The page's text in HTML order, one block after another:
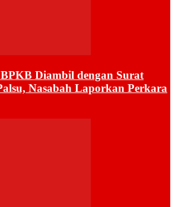
Diambil dengan Surat
Nasabah Laporkan Perkara